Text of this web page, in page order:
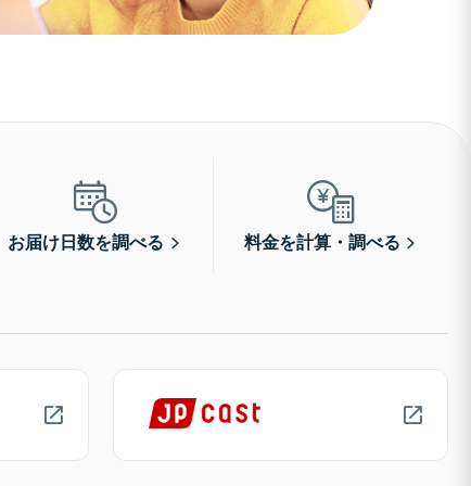
お届け日数を調べる 料金を計算・調べる